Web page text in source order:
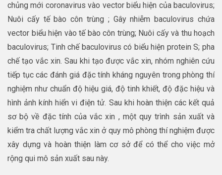
chủng mới coronavirus vào vector biểu hiện của baculovirus;
Nuôi cấy tế bào côn trùng ; Gây nhiễm baculovirus chứa
vector biểu hiện vào tế bào côn trùng; Nuôi cấy và thu hoạch
baculovirus; Tinh chế baculovirus có biểu hiện protein S; pha
chế tạo vắc xin. Sau khi tạo được vắc xin, nhóm nghiên cứu
tiếp tục các đánh giá đặc tính kháng nguyên trong phòng thí
nghiệm như chuẩn độ hiệu giá, độ tinh khiết, độ đặc hiệu và
hình ảnh kính hiển vi điện tử. Sau khi hoàn thiện các kết quả
sơ bộ về đặc tính của vắc xin , một quy trình sản xuất và
kiểm tra chất lượng vắc xin ở quy mô phòng thí nghiệm được
xây dựng và hoàn thiện làm cơ sở để có thể cho việc mở
rộng qui mô sản xuất sau này.